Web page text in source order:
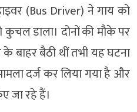
(Bus Driver) ने गाय को
डाला। दोनों की मौके पर
के बाहर बैठी थीं तभी यह घटना
दर्ज कर लिया गया है और
जा रहे हैं।